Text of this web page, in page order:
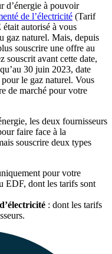
d’énergie à pouvoir
de l’électricité (Tarif
autorisé à vous
gaz naturel. Mais, depuis
souscrire une offre au
souscrit avant cette date,
30 juin 2023, date
le gaz naturel. Vous
de marché pour votre
les deux fournisseurs
faire face à la
souscrire deux types
pour votre
EDF, dont les tarifs sont
: dont les tarifs